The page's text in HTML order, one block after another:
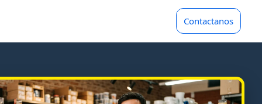
Libre
Servicio Técnico
Contactanos